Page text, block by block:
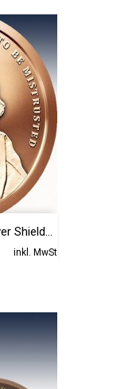
Shield...
inkl. MwSt